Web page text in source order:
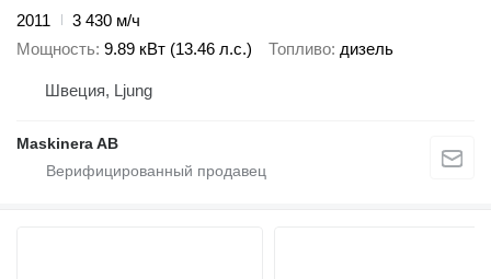
2011
3 430 м/ч
Мощность 9.89 кВт (13.46 л.с.) Топливо дизель
Швеция, Ljung
Maskinera AB